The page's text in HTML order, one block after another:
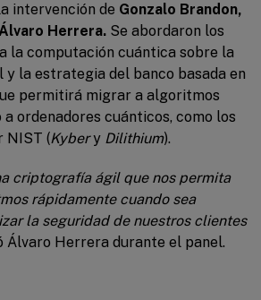
intervención de Gonzalo Brandon,
Herrera. Se abordaron los
la computación cuántica sobre la
la estrategia del banco basada en
permitirá migrar a algoritmos
ordenadores cuánticos, como los
NIST (Kybery Dilithium).
criptografía ágil que nos permita
rápidamente cuando sea
la seguridad de nuestros clientes
Álvaro Herrera durante el panel.